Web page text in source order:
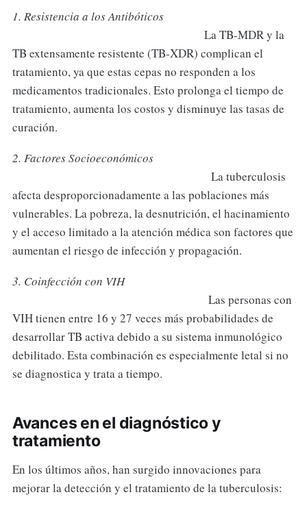
1. Resistencia a los Antibóticos
La TB-MDR y la
TB extensamente resistente (TB-XDR) complican el
tratamiento, ya que estas cepas no responden a los
medicamentos tradicionales. Esto prolonga el tiempo de
tratamiento, aumenta los costos y disminuye las tasas de
curación.
2. Factores Socioeconómicos
La tuberculosis
afecta desproporcionadamente a las poblaciones más
vulnerables. La pobreza, la desnutrición, el hacinamiento
y el acceso limitado a la atención médica son factores que
aumentan el riesgo de infección y propagación.
3. Coinfección con VIH
Las personas con
VIH tienen entre 16 y 27 veces más probabilidades de
desarrollar TB activa debido a su sistema inmunológico
debilitado. Esta combinación es especialmente letal si no
se diagnostica y trata a tiempo.
Avances en el diagnóstico y
tratamiento
En los últimos años, han surgido innovaciones para
mejorar la detección y el tratamiento de la tuberculosis: